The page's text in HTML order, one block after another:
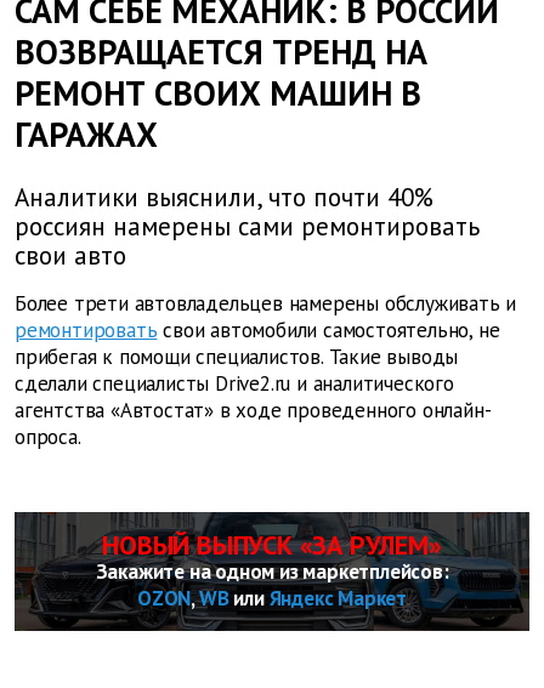
САМ СЕБЕ МЕХАНИК: В РОССИИ
ВОЗВРАЩАЕТСЯ ТРЕНД НА
РЕМОНТ СВОИХ МАШИН В
ГАРАЖАХ
Аналитики выяснили, что почти 40%
россиян намерены сами ремонтировать
свои авто
Более трети автовладельцев намерены обслуживать и
ремонтировать свои автомобили самостоятельно, не
прибегая к помощи специалистов. Такие выводы
сделали специалисты Drive2.ru и аналитического
агентства «Автостат» в ходе проведенного онлайн-
опроса.
НОВЫЙ ВЫПУСК «ЗА РУЛЕМ»
Закажите на одном из маркетплейсов:
OZON,WBилиЯндекс Маркет